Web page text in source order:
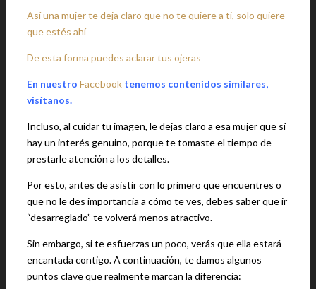
Así una mujer te deja claro que no te quiere a ti, solo quiere
que estés ahí
De esta forma puedes aclarar tus ojeras
En nuestro Facebook tenemos contenidos similares,
visítanos.
Incluso, al cuidar tu imagen, le dejas claro a esa mujer que sí
hay un interés genuino, porque te tomaste el tiempo de
prestarle atención a los detalles.
Por esto, antes de asistir con lo primero que encuentres o
que no le des importancia a cómo te ves, debes saber que ir
“desarreglado” te volverá menos atractivo.
Sin embargo, si te esfuerzas un poco, verás que ella estará
encantada contigo. A continuación, te damos algunos
puntos clave que realmente marcan la diferencia: